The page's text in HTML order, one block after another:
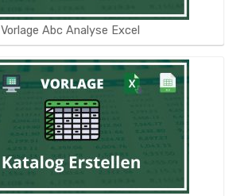
Vorlage Abc Analyse Excel